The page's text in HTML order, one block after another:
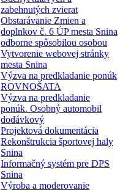
zabehnutých zvierat
Obstarávanie Zmien a
doplnkov č. 6 ÚP mesta Snina
odborne spôsobilou osobou
Vytvorenie webovej stránky
mesta Snina
Výzva na predkladanie ponúk
ROVNOŠATA
Výzva na predkladanie
ponúk. Osobný automobil
dodávkový
Projektová dokumentácia
Rekonštrukcia športovej haly
Snina
Informačný systém pre DPS
Snina
Výroba a moderovanie